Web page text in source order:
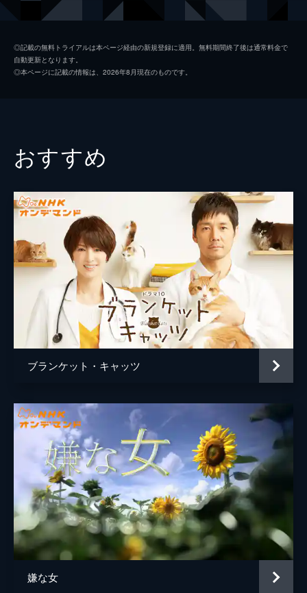
るのを避けてきた。だが授業から落ちこぼ
動かされる。そんな時、一郎は吾郎から「み
かづき」という新しい著作の原稿を渡され
る。そこには昭和３６年から半世紀にわたる
昭和３９年。吾郎（高橋一生）と千明（永作
博美）が始めた塾の経営は軌道に乗る一方、
奈）がいじめにあう。そんな中、大手塾の進
出に危機感を抱く千明は、生き残りのため個
人塾同士の合併による経営拡大を目指してい
た。合併相手の勝見（勝矢）と意気投合した
吾郎だが、塾経営拡大には反対だと千明に告
げ、ふたりの考えの違いも明らかになる。そ
こに蕗子が姿を消すという事件が起き――。
49分
（３） 「翳りゆく月」
古書店の店員・一枝（壇蜜）からソ連の教育
郎（高橋一生）は、塾の合間を縫って著作の
はヒットし、塾はますます大きくなる。一
方、成長した蕗子（黒川芽以）の恋愛は千明
の反対もあって破綻。千明の母・頼子（風吹
ジュン）も不治の病に侵されるなど、塾の拡
大と裏腹に家庭は危機をはらみつつあった。
49分
（４） 「懐かし我が家」
吾郎（高橋一生）が去った後、千明（永作博
美）は津田沼に自社ビルを建設。生き残り競
争が激化する中、千葉進塾は発展を続ける。
営に異を唱え、三女の菜々美（桜井日奈子）
上田一郎 工藤阿須加
美鈴 田牧そら
蕗子（少女時代） 鎌田英怜奈
上田（大島）蕗子 黒川芽以
赤坂頼子 風吹ジュン
大島（赤坂）千明 永作博美
水橋文美江
原作 森絵都
演出 片岡敬司
廣田啓
◎記載の無料トライアルは本ページ経由の新規登録に適用。無料期間終了後は通常料金で
自動更新となります。
◎本ページに記載の情報は、2026年8月現在のものです。
おすすめ
ブランケット・キャッツ
嫌な女